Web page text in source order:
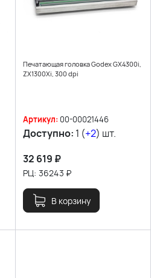
Печатающая головка Godex GX4300i,
ZX1300Xi, 300 dpi
Артикул: 00-00021446
Доступно: 1 (+2) шт.
32 619 ₽
РЦ: 36243 ₽
В корзину